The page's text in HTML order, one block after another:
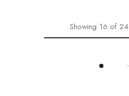
Showing 16 of 24
Load